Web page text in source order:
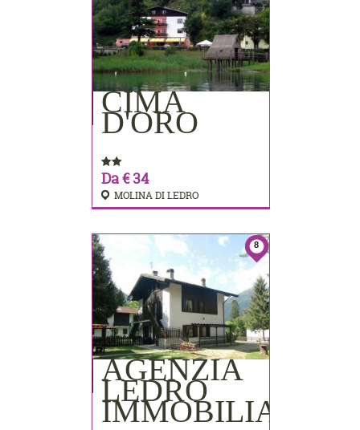
CIMA
D'ORO
Da € 34
MOLINA DI LEDRO
PRENOTA
8
AGENZIA
LEDRO
IMMOBILIARE
PRENOTA